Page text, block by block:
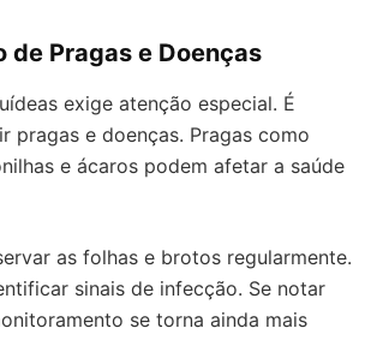
de Pragas e Doenças
exige atenção especial. É
pragas e doenças. Pragas como
e ácaros podem afetar a saúde
as folhas e brotos regularmente.
sinais de infecção. Se notar
se torna ainda mais